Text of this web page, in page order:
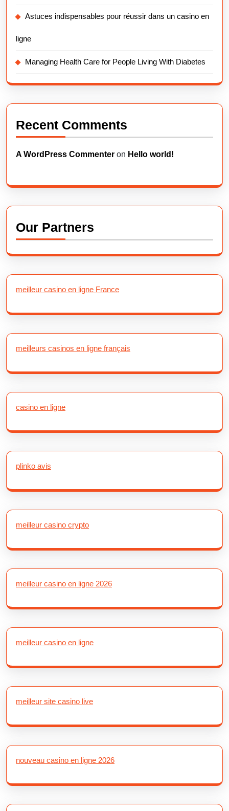
Astuces indispensables pour réussir dans un casino en
ligne
Managing Health Care for People Living With Diabetes
Recent Comments
A WordPress Commenter on Hello world!
Our Partners
meilleur casino en ligne France
meilleurs casinos en ligne français
casino en ligne
plinko avis
meilleur casino crypto
meilleur casino en ligne 2026
meilleur casino en ligne
meilleur site casino live
nouveau casino en ligne 2026